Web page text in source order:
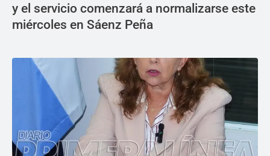
y el servicio comenzará a normalizarse este
miércoles en Sáenz Peña